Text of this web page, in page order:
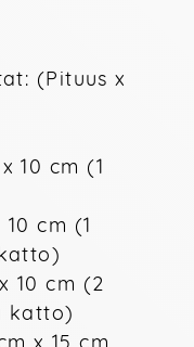
(Pituus x
10 cm (1
cm (1
10 cm (2
katto)
x 15 cm